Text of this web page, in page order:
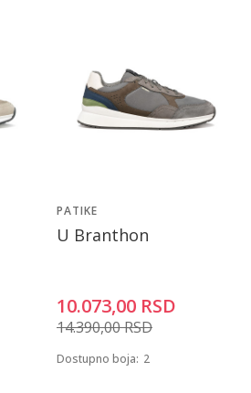
PATIKE
U Branthon
10.073,00 RSD
14.390,00RSD
Dostupno boja: 2